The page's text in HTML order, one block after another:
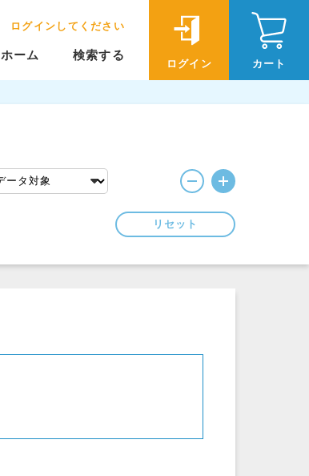
ログインしてください
ホーム 検索する
ログイン カート
リセット